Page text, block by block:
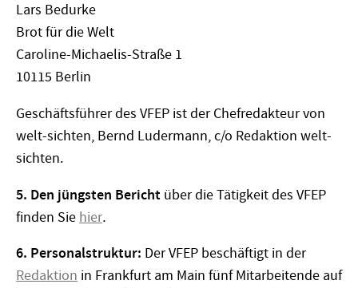
Lars Bedurke
Brot für die Welt
Caroline-Michaelis-Straße 1
10115 Berlin
Geschäftsführer des VFEP ist der Chefredakteur von
welt-sichten, Bernd Ludermann, c/o Redaktion welt-
sichten.
5. Den jüngsten Bericht über die Tätigkeit des VFEP
finden Sie hier.
6. Personalstruktur: Der VFEP beschäftigt in der
Redaktion in Frankfurt am Main fünf Mitarbeitende auf